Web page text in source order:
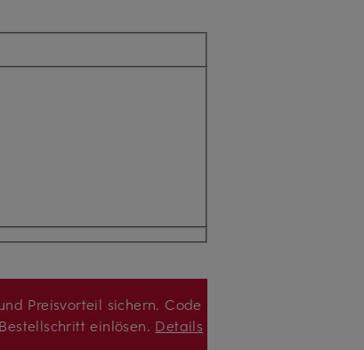
Preisvorteil sichern. Code
einlösen. Details